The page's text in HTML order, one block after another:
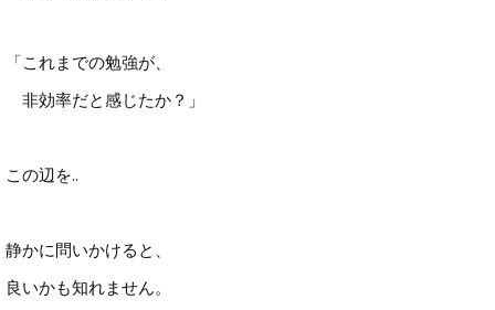
「これまでの勉強が、
非効率だと感じたか？」
この辺を..
静かに問いかけると、
良いかも知れません。